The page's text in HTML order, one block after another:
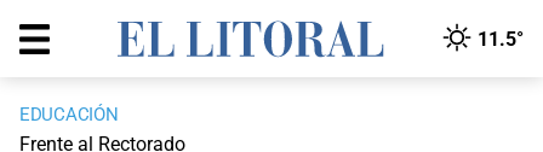
11.5°
EDUCACIÓN
Frente al Rectorado